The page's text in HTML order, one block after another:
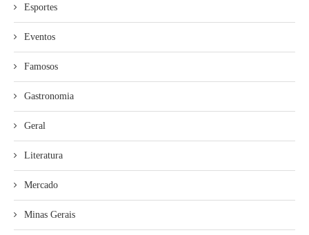
Esportes
Eventos
Famosos
Gastronomia
Geral
Literatura
Mercado
Minas Gerais